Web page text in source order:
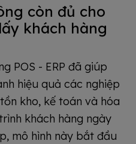
còn đủ cho
khách hàng
POS - ERP đã giúp
hiệu quả các nghiệp
kho, kế toán và hóa
khách hàng ngày
mô hình này bắt đầu